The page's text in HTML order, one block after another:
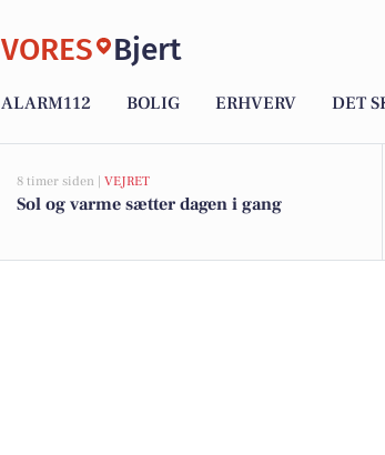
VORES Bjert
ALARM112 BOLIG ERHVERV DET
8 timer siden | VEJRET
Sol og varme sætter dagen i gang